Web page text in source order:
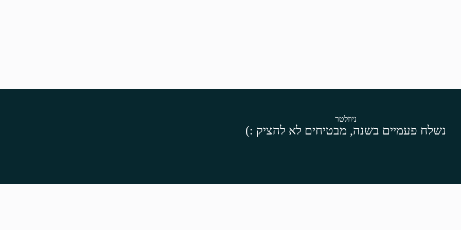
ניוזלטר
נשלח פעמיים בשנה, מבטיחים לא להציק :)